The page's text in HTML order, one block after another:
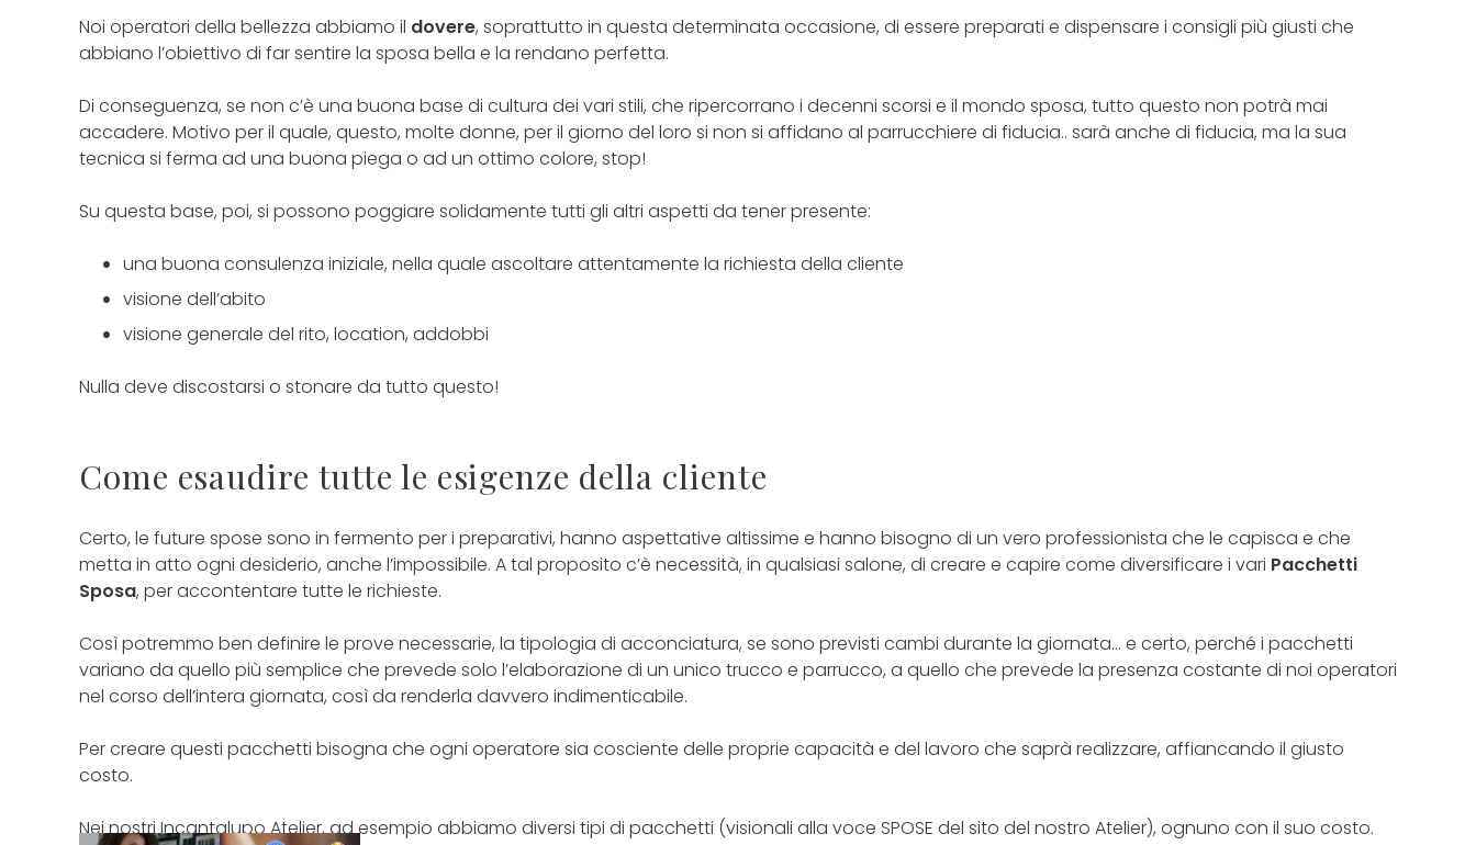
Noi operatori della bellezza abbiamo il dovere, soprattutto in questa determinata occasione, di essere preparati e dispensare i consigli più giusti che
abbiano l’obiettivo di far sentire la sposa bella e la rendano perfetta.
Di conseguenza, se non c’è una buona base di cultura dei vari stili, che ripercorrano i decenni scorsi e il mondo sposa, tutto questo non potrà mai
accadere. Motivo per il quale, questo, molte donne, per il giorno del loro si non si affidano al parrucchiere di fiducia.. sarà anche di fiducia, ma la sua
tecnica si ferma ad una buona piega o ad un ottimo colore, stop!
Su questa base, poi, si possono poggiare solidamente tutti gli altri aspetti da tener presente:
una buona consulenza iniziale, nella quale ascoltare attentamente la richiesta della cliente
visione dell’abito
visione generale del rito, location, addobbi
Nulla deve discostarsi o stonare da tutto questo!
Come esaudire tutte le esigenze della cliente
Certo, le future spose sono in fermento per i preparativi, hanno aspettative altissime e hanno bisogno di un vero professionista che le capisca e che
metta in atto ogni desiderio, anche l’impossibile. A tal proposito c’è necessità, in qualsiasi salone, di creare e capire come diversificare i vari Pacchetti
Sposa, per accontentare tutte le richieste.
Così potremmo ben definire le prove necessarie, la tipologia di acconciatura, se sono previsti cambi durante la giornata… e certo, perché i pacchetti
variano da quello più semplice che prevede solo l’elaborazione di un unico trucco e parrucco, a quello che prevede la presenza costante di noi operatori
nel corso dell’intera giornata, così da renderla davvero indimenticabile.
Per creare questi pacchetti bisogna che ogni operatore sia cosciente delle proprie capacità e del lavoro che saprà realizzare, affiancando il giusto
costo.
Nei nostri Incantalupo Atelier, ad esempio abbiamo diversi tipi di pacchetti (visionali alla voce SPOSE del sito del nostro Atelier), ognuno con il suo costo.